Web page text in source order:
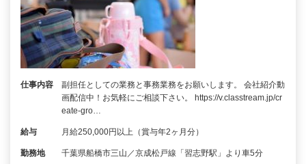
仕事内容
副担任としての業務と事務業務をお願いします。 会社紹介動
画配信中！お気軽にご相談下さい。 https://v.classtream.jp/cr
eate-gro…
給与 月給250,000円以上（賞与年2ヶ月分）
勤務地 千葉県船橋市三山／京成松戸線「習志野駅」より車5分